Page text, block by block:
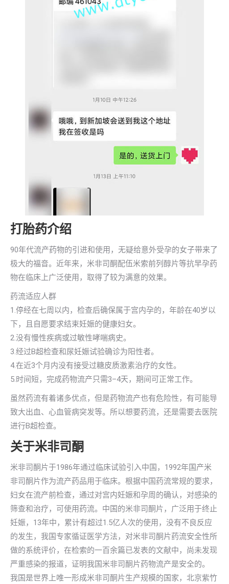
打胎药介绍
90年代流产药物的引进和使用，无疑给意外受孕的女子带来了
极大的福音。近年来，米非司酮配伍米索前列醇片等抗早孕药
物在临床上广泛使用，取得了较为满意的效果。
药流适应人群
1.停经在七周以内，检查后确保属于宫内孕的，年龄在40岁以
下，且自愿要求结束妊娠的健康妇女。
2.没有慢性疾病或过敏性哮喘病史。
3.经过B超检查和尿妊娠试验确诊为阳性者。
4.在近3个月内没有接受过糖皮质激素治疗的女性。
5.时间短，完成药物流产只需3–4天，期间可正常工作。
虽然药流有着诸多优点，但是药物流产也有危险性，有可能导
致大出血、心血管病突发等。所以想要药流，还是需要去医院
进行B超检查。
关于米非司酮
米非司酮片于1986年通过临床试验引入中国，1992年国产米
非司酮片作为流产药品用于临床。根据中国药流常规的要求，
妇女在流产前检查，通过对宫内妊娠和孕周的确认，对感染的
筛查和治疗，可使用药流。中国的米非司酮片，广泛用于终止
妊娠，13年中，累计有超过1.5亿人次的使用，没有不良反应
的发生，我国专家循证医学方法，对米非司酮片药流安全性所
做的系统评价，在检索的一百余篇已发表的文献中，尚未发现
严重感染的报道，证明我国米非司酮片药物流产是安全的。
我国是世界上唯一形成米非司酮片生产规模的国家，北京紫竹